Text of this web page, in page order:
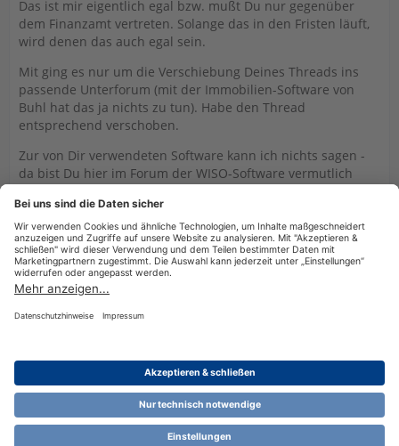
Das ist mir eigentlich egal bzw. mußt Du nur gegenüber
dem Finanzamt vertreten. Solange das in den Fristen läuft,
wird denen das auch egal sein.
Mit ging es nur um die Verschiebung Deines Threads ins
passende Unterforum (mit der Immobilien-Software von
Buhl hat das ja nichts zu tun). Habe den Thread
entsprechend verschoben.
Zur von Dir verwendeten Software kann ich nichts sagen -
da bist Du hier im Forum der WISO-Software vermutlich
Steuer", die nicht identisch mit Deiner ist und sicher vom
Funktionsumfang wesentlich größer. Also ggf. an den Buhl-
Support direkt wenden. Scheint hierüber zu laufen:
Ticketform :Steuer Support
Nutzungsbestimmungen Cookie-Einstellungen